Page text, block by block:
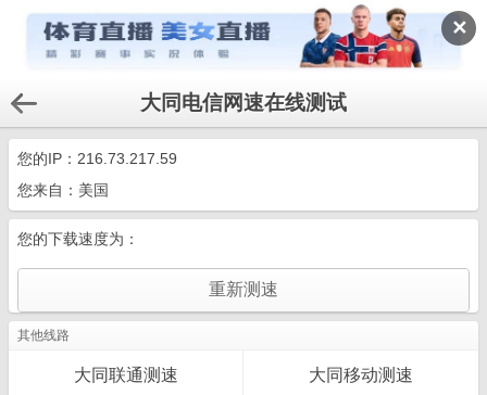
✕
大同电信网速在线测试
您的IP： 216.73.217.59
您来自：美国
您的下载速度为：
其他线路
大同联通测速 大同移动测速